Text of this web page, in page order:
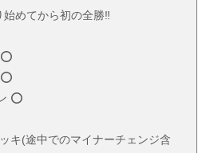
めてから初の全勝‼️
⭕️
キ(途中でのマイナーチェンジ含